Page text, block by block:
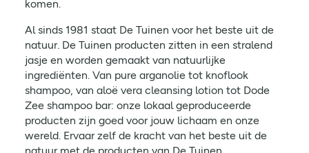
komen.
Al sinds 1981 staat De Tuinen voor het beste uit de
natuur. De Tuinen producten zitten in een stralend
jasje en worden gemaakt van natuurlijke
ingrediënten. Van pure arganolie tot knoflook
shampoo, van aloë vera cleansing lotion tot Dode
Zee shampoo bar: onze lokaal geproduceerde
producten zijn goed voor jouw lichaam en onze
wereld. Ervaar zelf de kracht van het beste uit de